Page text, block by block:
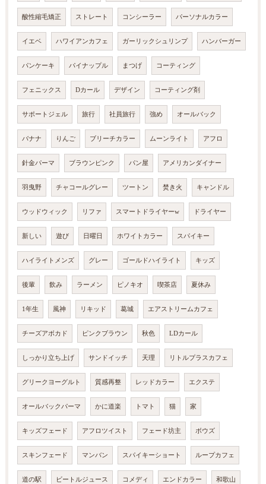
酸性縮毛矯正 ストレート コンシーラー パーソナルカラー
イエベ ハワイアンカフェ ガーリックシュリンプ ハンバーガー
パンケーキ パイナップル まつげ コーティング
フェニックス Dカール デザイン コーティング剤
サポートジェル 旅行 社員旅行 強め オールバック
バナナ りんご ブリーチカラー ムーンライト アフロ
針金パーマ ブラウンピンク パン屋 アメリカンダイナー
羽曳野 チャコールグレー ツートン 焚き火 キャンドル
ウッドウィック リファ スマートドライヤーw ドライヤー
新しい 遊び 日曜日 ホワイトカラー スパイキー
ハイライトメンズ グレー ゴールドハイライト キッズ
後輩 飲み ラーメン ピノキオ 喫茶店 夏休み
1年生 風神 リキッド 葛城 エアストリームカフェ
チーズアボカド ピンクブラウン 秋色 LDカール
しっかり立ち上げ サンドイッチ 天理 リトルプラスカフェ
グリークヨーグルト 質感再整 レッドカラー エクステ
オールバックパーマ かに道楽 トマト 猫 家
キッズフェード アフロツイスト フェード坊主 ボウズ
スキンフェード マンバン スパイキーショート ループカフェ
道の駅 ビートルジュース コメディ エンドカラー 和歌山